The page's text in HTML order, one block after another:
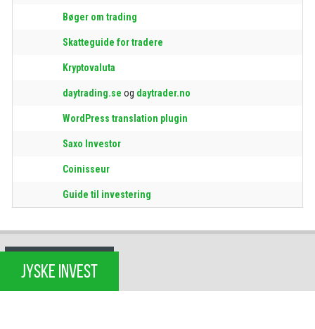
Bøger om trading
Skatteguide for tradere
Kryptovaluta
daytrading.se og daytrader.no
WordPress translation plugin
Saxo Investor
Coinisseur
Guide til investering
JYSKE INVEST